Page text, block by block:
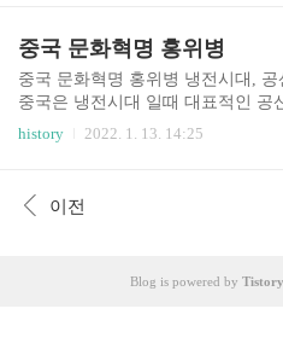
라는 뜻을 가지고 있는 경주 토암산
고의 걸작이 ..
아가 군대를 이끌고 독일로 들어오
간이 걸릴 것이라 생각하고 서부전
를 먼저 공격하고 승리를 거둔 뒤 동
부전선 : 제1차 세계대전 때 독일군
서 본 서쪽의 전선이라는 뜻에서 유
다. 연합군은 벨기에를 지나 프랑스
중국 문화혁명 홍위병
중국 문화혁명 홍위병 냉전시대,
중국은 냉전시대 일때 대표적인 공
습니다. 하지만 소련의 붕괴 그리고
따른 개방 정책이 시작 되면서 점점
둘러싸고 무력 충돌을 빚어 미국과
요가 있었습니다. 역시 미국도 중국
리는 계기가 되었습니다. 닉슨 대
history 2022. 1. 13. 14:25
이전
Blog is powered by Tistory